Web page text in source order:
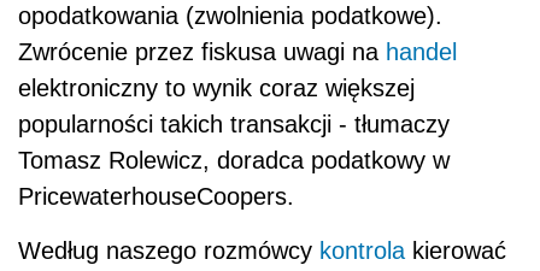
opodatkowania (zwolnienia podatkowe).
Zwrócenie przez fiskusa uwagi na handel
elektroniczny to wynik coraz większej
popularności takich transakcji - tłumaczy
Tomasz Rolewicz, doradca podatkowy w
PricewaterhouseCoopers.
Według naszego rozmówcy kontrola kierować